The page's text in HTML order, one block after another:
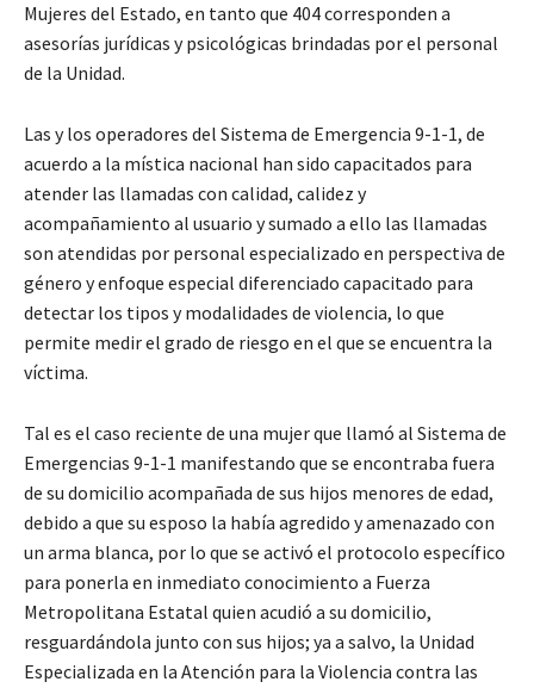
Mujeres del Estado, en tanto que 404 corresponden a
asesorías jurídicas y psicológicas brindadas por el personal
de la Unidad.
Las y los operadores del Sistema de Emergencia 9-1-1, de
acuerdo a la mística nacional han sido capacitados para
atender las llamadas con calidad, calidez y
acompañamiento al usuario y sumado a ello las llamadas
son atendidas por personal especializado en perspectiva de
género y enfoque especial diferenciado capacitado para
detectar los tipos y modalidades de violencia, lo que
permite medir el grado de riesgo en el que se encuentra la
víctima.
Tal es el caso reciente de una mujer que llamó al Sistema de
Emergencias 9-1-1 manifestando que se encontraba fuera
de su domicilio acompañada de sus hijos menores de edad,
debido a que su esposo la había agredido y amenazado con
un arma blanca, por lo que se activó el protocolo específico
para ponerla en inmediato conocimiento a Fuerza
Metropolitana Estatal quien acudió a su domicilio,
resguardándola junto con sus hijos; ya a salvo, la Unidad
Especializada en la Atención para la Violencia contra las